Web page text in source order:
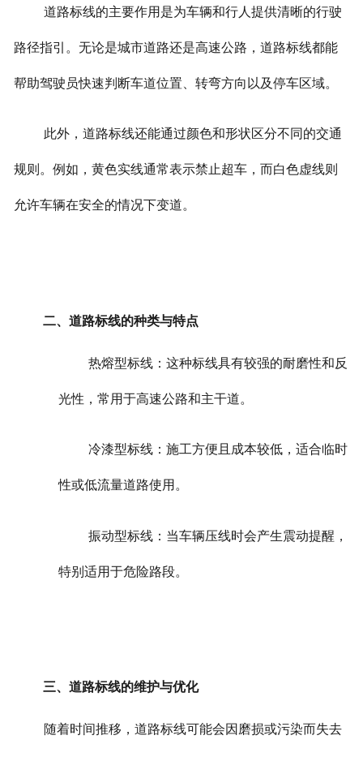
道路标线的主要作用是为车辆和行人提供清晰的行驶
路径指引。无论是城市道路还是高速公路，道路标线都能
帮助驾驶员快速判断车道位置、转弯方向以及停车区域。
此外，道路标线还能通过颜色和形状区分不同的交通
规则。例如，黄色实线通常表示禁止超车，而白色虚线则
允许车辆在安全的情况下变道。
二、道路标线的种类与特点
热熔型标线：这种标线具有较强的耐磨性和反
光性，常用于高速公路和主干道。
冷漆型标线：施工方便且成本较低，适合临时
性或低流量道路使用。
振动型标线：当车辆压线时会产生震动提醒，
特别适用于危险路段。
三、道路标线的维护与优化
随着时间推移，道路标线可能会因磨损或污染而失去